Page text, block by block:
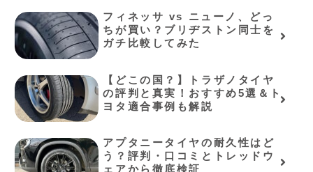
フィネッサ vs ニューノ、どっ
ちが買い？ブリヂストン同士を
ガチ比較してみた
【どこの国？】トラザノタイヤ
の評判と真実！おすすめ5選＆ト
ヨタ適合事例も解説
アプタニータイヤの耐久性はど
う？評判・口コミとトレッドウ
ェアから徹底検証